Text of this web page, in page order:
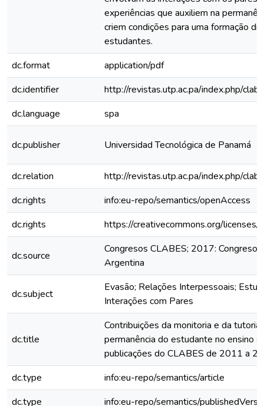
experiências que auxiliem na
criem condições para uma formação
estudantes.
dc.format
application/pdf
dc.identifier
http://revistas.utp.ac.pa/index.php/
dc.language
spa
dc.publisher Universidad Tecnológica de Panamá
dc.relation
http://revistas.utp.ac.pa/index.php/
dc.rights
info:eu-repo/semantics/openAccess
dc.rights
https://creativecommons.org/
dc.source
Congresos CLABES; 2017: Congreso
Argentina
dc.subject
Evasão; Relações Interpessoais;
Interações com Pares
dc.title
Contribuições da monitoria e da
permanência do estudante no ensino
publicações do CLABES de 2011 a
dc.type
info:eu-repo/semantics/article
dc.type
info:eu-repo/semantics/